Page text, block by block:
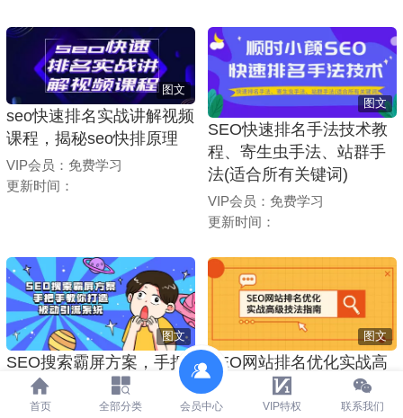
图文
seo快速排名实战讲解视频
课程，揭秘seo快排原理
VIP会员：免费学习
更新时间：
图文
SEO快速排名手法技术教
程、寄生虫手法、站群手
法(适合所有关键词)
VIP会员：免费学习
更新时间：
图文
SEO搜索霸屏方案，手把
手教你打造被动引流系统
【视频课程】
图文
SEO网站排名优化实战高
级技法指南，从0到1快速
到百度或任何搜索引擎首
首页 全部分类 会员中心 VIP特权 联系我们